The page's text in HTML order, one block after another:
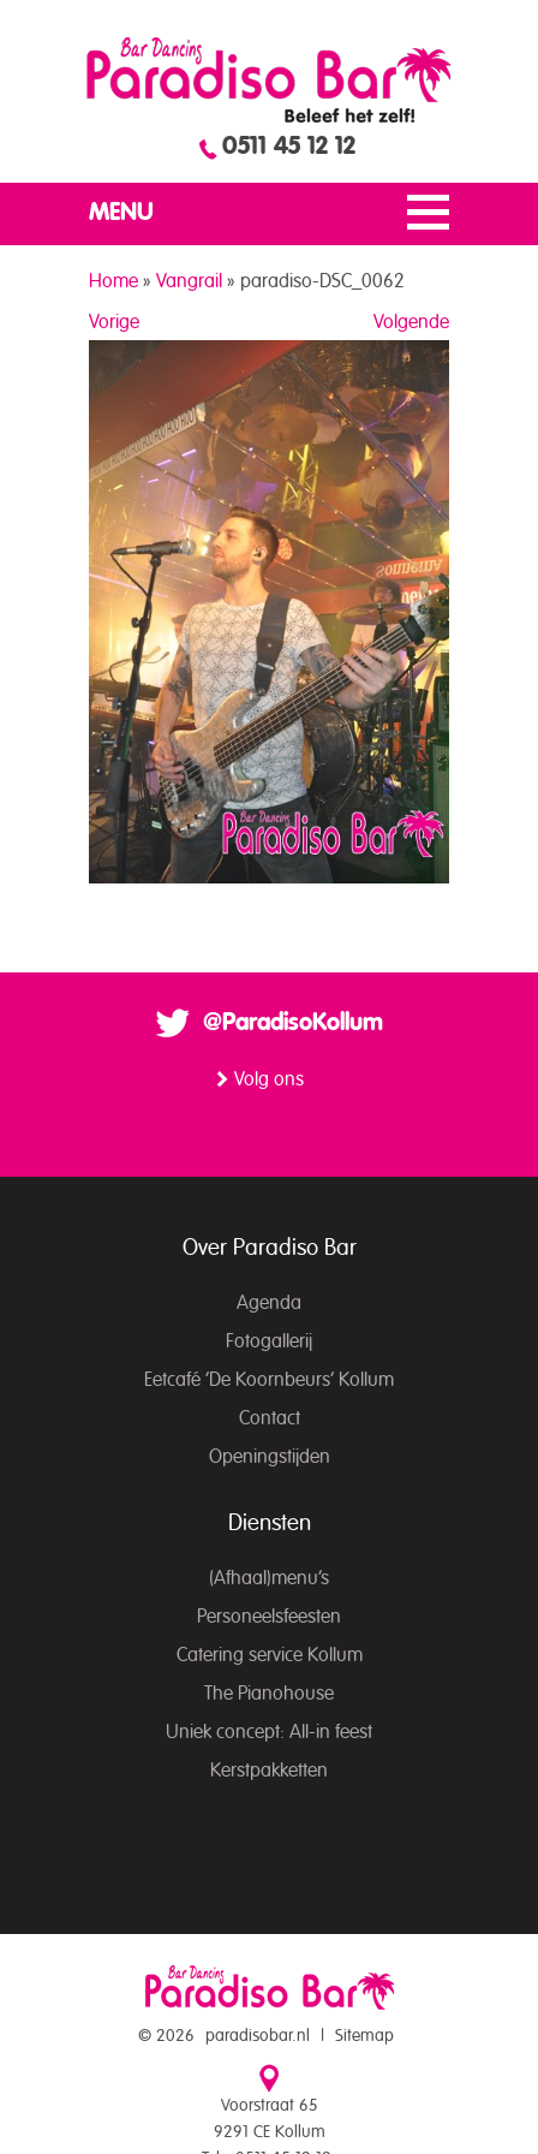
0511 45 12 12
MENU
Home » Vangrail » paradiso-DSC_0062
Volgende
Vorige
@ParadisoKollum
Volg ons
Over Paradiso Bar
Agenda
Fotogallerij
Eetcafé ‘De Koornbeurs’ Kollum
Contact
Openingstijden
Diensten
(Afhaal)menu’s
Personeelsfeesten
Catering service Kollum
The Pianohouse
Uniek concept: All-in feest
Kerstpakketten
© 2026 paradisobar.nl Sitemap
Voorstraat 65
9291 CE Kollum